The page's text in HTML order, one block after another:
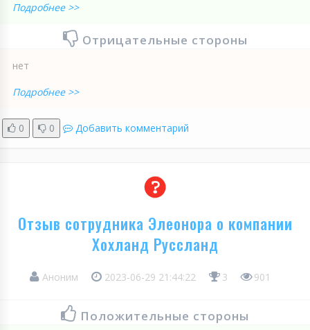
Подробнее >>
Отрицательные стороны
нет
Подробнее >>
0 0 Добавить комментарий
Отзыв сотрудника Элеонора о компании
Хохланд Руссланд
Аноним 2023-06-29 21:44:22 3 901
Положительные стороны